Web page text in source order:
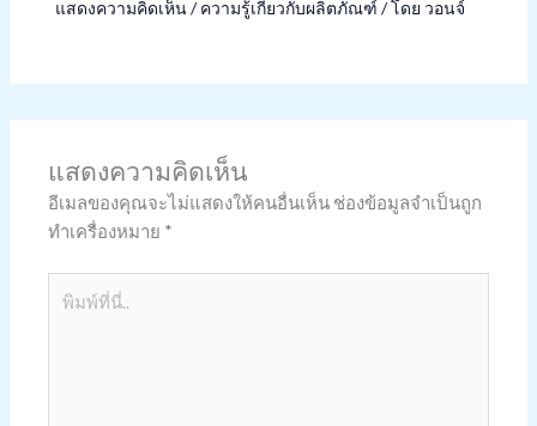
แสดงความคิดเห็น /ความรู้เกี่ยวกับผลิตภัณฑ์ / โดย วอนจ์
แสดงความคิดเห็น
อีเมลของคุณจะไม่แสดงให้คนอื่นเห็น ช่องข้อมูลจำเป็นถูก
ทำเครื่องหมาย *